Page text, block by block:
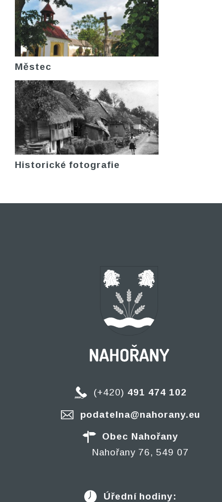
Městec
Historické fotografie
(+420) 491 474 102
podatelna@nahorany.eu
Obec Nahořany
Nahořany 76, 549 07
Úřední hodiny: